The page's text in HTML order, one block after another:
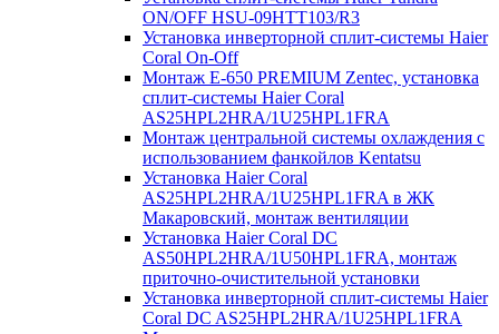
ON/OFF HSU-09HTT103/R3
Установка инверторной сплит-системы Haier
Coral On-Off
Монтаж E-650 PREMIUM Zentec, установка
сплит-системы Haier Coral
AS25HPL2HRA/1U25HPL1FRA
Монтаж центральной системы охлаждения с
использованием фанкойлов Kentatsu
Установка Haier Coral
AS25HPL2HRA/1U25HPL1FRA в ЖК
Макаровский, монтаж вентиляции
Установка Haier Coral DC
AS50HPL2HRA/1U50HPL1FRA, монтаж
приточно-очистительной установки
Установка инверторной сплит-системы Haier
Coral DC AS25HPL2HRA/1U25HPL1FRA